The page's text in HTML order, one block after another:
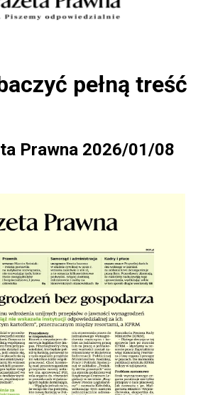
pełną treść
Prawna 2026/01/08